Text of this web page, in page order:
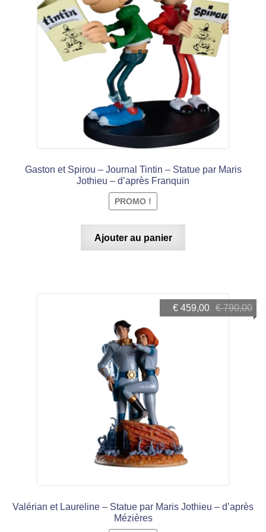
Gaston et Spirou – Journal Tintin – Statue par Maris
Jothieu – d’après Franquin
PROMO !
était :
€ 890,00.
est :
€ 495,00.
Ajouter au panier
Valérian et Laureline – Statue par Maris Jothieu – d’après
Mézières
€790,00
€ 459,00
Le